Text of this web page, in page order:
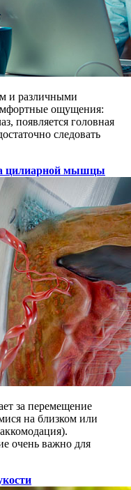
и различными
ощущения:
появляется головная
следовать
цилиарной мышцы
за перемещение
на близком или
очень важно для